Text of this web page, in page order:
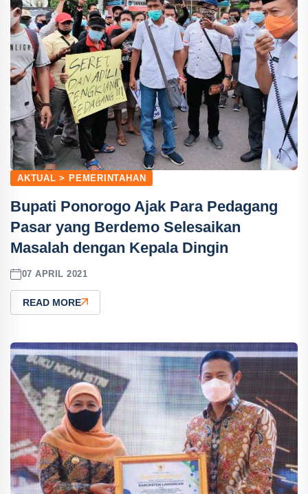
AKTUAL > PEMERINTAHAN
Bupati Ponorogo Ajak Para Pedagang
Pasar yang Berdemo Selesaikan
Masalah dengan Kepala Dingin
07 APRIL 2021
READ MORE